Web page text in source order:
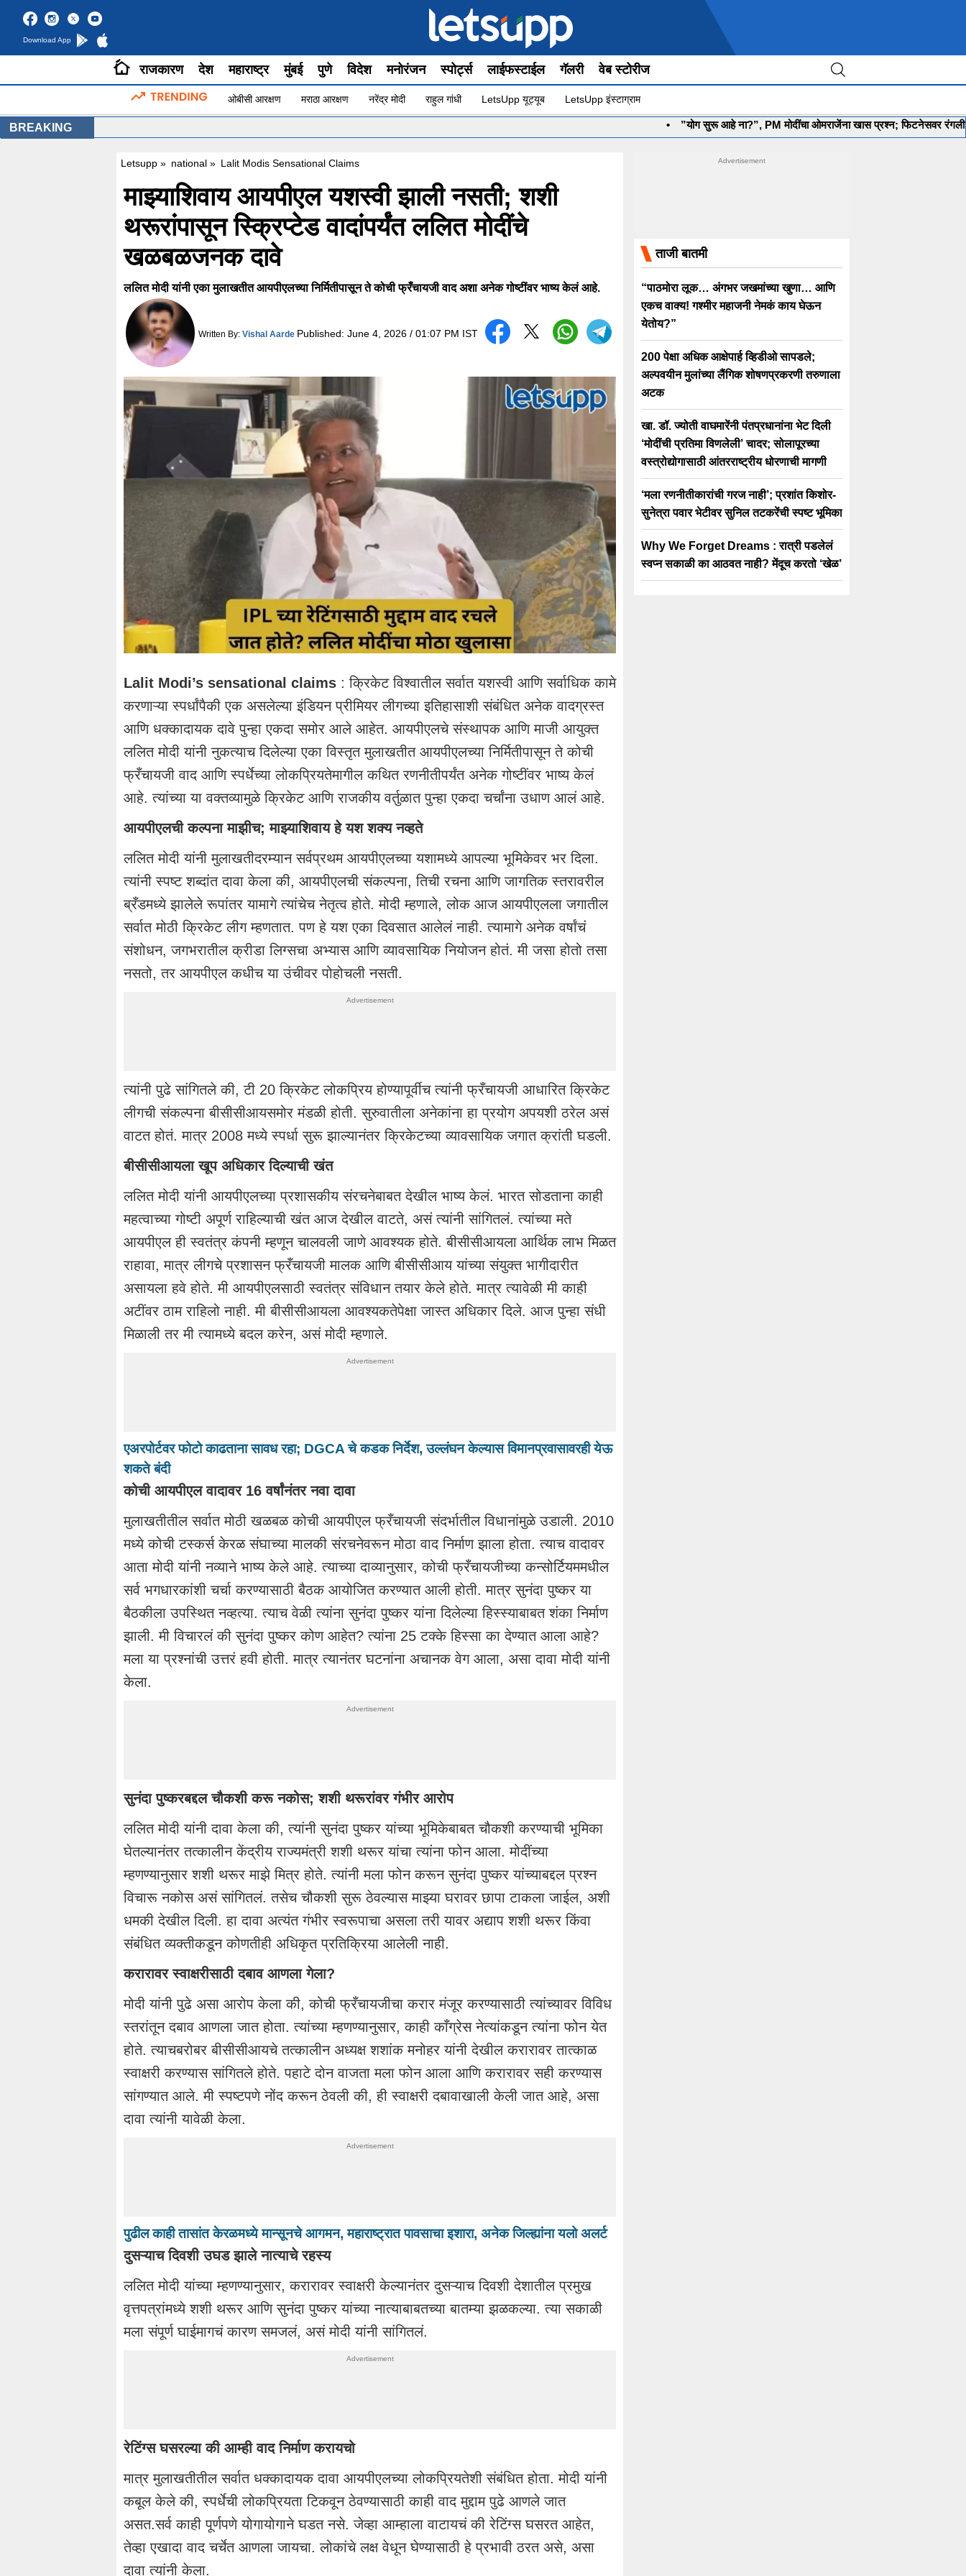
Download App
राजकारण देश महाराष्ट्र मुंबई पुणे विदेश मनोरंजन स्पोर्ट्स लाईफस्टाईल गॅलरी वेब स्टोरीज
ओबीसी आरक्षण मराठा आरक्षण नरेंद्र मोदी राहुल गांधी LetsUpp यूट्यूब LetsUpp इंस्टाग्राम
BREAKING ”योग सुरू आहे ना?”, PM मोदींचा ओमराजेंना खास प्रश्न; फिटनेसवर रंगली चर्चा •
Letsupp » national » Lalit Modis Sensational Claims
माझ्याशिवाय आयपीएल यशस्वी झाली नसती; शशी
थरूरांपासून स्क्रिप्टेड वादांपर्यंत ललित मोदींचे
खळबळजनक दावे
ललित मोदी यांनी एका मुलाखतीत आयपीएलच्या निर्मितीपासून ते कोची फ्रँचायजी वाद अशा अनेक गोष्टींवर भाष्य केलं आहे.
Written By: Vishal Aarde Published: June 4, 2026 / 01:07 PM IST
Lalit Modi’s sensational claims : क्रिकेट विश्वातील सर्वात यशस्वी आणि सर्वाधिक कामे
करणाऱ्या स्पर्धांपैकी एक असलेल्या इंडियन प्रीमियर लीगच्या इतिहासाशी संबंधित अनेक वादग्रस्त
आणि धक्कादायक दावे पुन्हा एकदा समोर आले आहेत. आयपीएलचे संस्थापक आणि माजी आयुक्त
ललित मोदी यांनी नुकत्याच दिलेल्या एका विस्तृत मुलाखतीत आयपीएलच्या निर्मितीपासून ते कोची
फ्रँचायजी वाद आणि स्पर्धेच्या लोकप्रियतेमागील कथित रणनीतीपर्यंत अनेक गोष्टींवर भाष्य केलं
आहे. त्यांच्या या वक्तव्यामुळे क्रिकेट आणि राजकीय वर्तुळात पुन्हा एकदा चर्चांना उधाण आलं आहे.
आयपीएलची कल्पना माझीच; माझ्याशिवाय हे यश शक्य नव्हते
ललित मोदी यांनी मुलाखतीदरम्यान सर्वप्रथम आयपीएलच्या यशामध्ये आपल्या भूमिकेवर भर दिला.
त्यांनी स्पष्ट शब्दांत दावा केला की, आयपीएलची संकल्पना, तिची रचना आणि जागतिक स्तरावरील
ब्रँडमध्ये झालेले रूपांतर यामागे त्यांचेच नेतृत्व होते. मोदी म्हणाले, लोक आज आयपीएलला जगातील
सर्वात मोठी क्रिकेट लीग म्हणतात. पण हे यश एका दिवसात आलेलं नाही. त्यामागे अनेक वर्षांचं
संशोधन, जगभरातील क्रीडा लिग्सचा अभ्यास आणि व्यावसायिक नियोजन होतं. मी जसा होतो तसा
नसतो, तर आयपीएल कधीच या उंचीवर पोहोचली नसती.
त्यांनी पुढे सांगितले की, टी 20 क्रिकेट लोकप्रिय होण्यापूर्वीच त्यांनी फ्रँचायजी आधारित क्रिकेट
लीगची संकल्पना बीसीसीआयसमोर मंडळी होती. सुरुवातीला अनेकांना हा प्रयोग अपयशी ठरेल असं
वाटत होतं. मात्र 2008 मध्ये स्पर्धा सुरू झाल्यानंतर क्रिकेटच्या व्यावसायिक जगात क्रांती घडली.
बीसीसीआयला खूप अधिकार दिल्याची खंत
ललित मोदी यांनी आयपीएलच्या प्रशासकीय संरचनेबाबत देखील भाष्य केलं. भारत सोडताना काही
महत्वाच्या गोष्टी अपूर्ण राहिल्याची खंत आज देखील वाटते, असं त्यांनी सांगितलं. त्यांच्या मते
आयपीएल ही स्वतंत्र कंपनी म्हणून चालवली जाणे आवश्यक होते. बीसीसीआयला आर्थिक लाभ मिळत
राहावा, मात्र लीगचे प्रशासन फ्रँचायजी मालक आणि बीसीसीआय यांच्या संयुक्त भागीदारीत
असायला हवे होते. मी आयपीएलसाठी स्वतंत्र संविधान तयार केले होते. मात्र त्यावेळी मी काही
अटींवर ठाम राहिलो नाही. मी बीसीसीआयला आवश्यकतेपेक्षा जास्त अधिकार दिले. आज पुन्हा संधी
मिळाली तर मी त्यामध्ये बदल करेन, असं मोदी म्हणाले.
एअरपोर्टवर फोटो काढताना सावध रहा; DGCA चे कडक निर्देश, उल्लंघन केल्यास विमानप्रवासावरही येऊ
शकते बंदी
कोची आयपीएल वादावर 16 वर्षांनंतर नवा दावा
मुलाखतीतील सर्वात मोठी खळबळ कोची आयपीएल फ्रँचायजी संदर्भातील विधानांमुळे उडाली. 2010
मध्ये कोची टस्कर्स केरळ संघाच्या मालकी संरचनेवरून मोठा वाद निर्माण झाला होता. त्याच वादावर
आता मोदी यांनी नव्याने भाष्य केले आहे. त्याच्या दाव्यानुसार, कोची फ्रँचायजीच्या कन्सोर्टियममधील
सर्व भगधारकांशी चर्चा करण्यासाठी बैठक आयोजित करण्यात आली होती. मात्र सुनंदा पुष्कर या
बैठकीला उपस्थित नव्हत्या. त्याच वेळी त्यांना सुनंदा पुष्कर यांना दिलेल्या हिस्स्याबाबत शंका निर्माण
झाली. मी विचारलं की सुनंदा पुष्कर कोण आहेत? त्यांना 25 टक्के हिस्सा का देण्यात आला आहे?
मला या प्रश्नांची उत्तरं हवी होती. मात्र त्यानंतर घटनांना अचानक वेग आला, असा दावा मोदी यांनी
केला.
सुनंदा पुष्करबद्दल चौकशी करू नकोस; शशी थरूरांवर गंभीर आरोप
ललित मोदी यांनी दावा केला की, त्यांनी सुनंदा पुष्कर यांच्या भूमिकेबाबत चौकशी करण्याची भूमिका
घेतल्यानंतर तत्कालीन केंद्रीय राज्यमंत्री शशी थरूर यांचा त्यांना फोन आला. मोदींच्या
म्हणण्यानुसार शशी थरूर माझे मित्र होते. त्यांनी मला फोन करून सुनंदा पुष्कर यांच्याबद्दल प्रश्न
विचारू नकोस असं सांगितलं. तसेच चौकशी सुरू ठेवल्यास माझ्या घरावर छापा टाकला जाईल, अशी
धमकी देखील दिली. हा दावा अत्यंत गंभीर स्वरूपाचा असला तरी यावर अद्याप शशी थरूर किंवा
संबंधित व्यक्तीकडून कोणतीही अधिकृत प्रतिक्रिया आलेली नाही.
करारावर स्वाक्षरीसाठी दबाव आणला गेला?
मोदी यांनी पुढे असा आरोप केला की, कोची फ्रँचायजीचा करार मंजूर करण्यासाठी त्यांच्यावर विविध
स्तरांतून दबाव आणला जात होता. त्यांच्या म्हणण्यानुसार, काही काँग्रेस नेत्यांकडून त्यांना फोन येत
होते. त्याचबरोबर बीसीसीआयचे तत्कालीन अध्यक्ष शशांक मनोहर यांनी देखील करारावर तात्काळ
स्वाक्षरी करण्यास सांगितले होते. पहाटे दोन वाजता मला फोन आला आणि करारावर सही करण्यास
सांगण्यात आले. मी स्पष्टपणे नोंद करून ठेवली की, ही स्वाक्षरी दबावाखाली केली जात आहे, असा
दावा त्यांनी यावेळी केला.
पुढील काही तासांत केरळमध्ये मान्सूनचे आगमन, महाराष्ट्रात पावसाचा इशारा, अनेक जिल्ह्यांना यलो अलर्ट
दुसऱ्याच दिवशी उघड झाले नात्याचे रहस्य
ललित मोदी यांच्या म्हणण्यानुसार, करारावर स्वाक्षरी केल्यानंतर दुसऱ्याच दिवशी देशातील प्रमुख
वृत्तपत्रांमध्ये शशी थरूर आणि सुनंदा पुष्कर यांच्या नात्याबाबतच्या बातम्या झळकल्या. त्या सकाळी
मला संपूर्ण घाईमागचं कारण समजलं, असं मोदी यांनी सांगितलं.
रेटिंग्स घसरल्या की आम्ही वाद निर्माण करायचो
मात्र मुलाखतीतील सर्वात धक्कादायक दावा आयपीएलच्या लोकप्रियतेशी संबंधित होता. मोदी यांनी
कबूल केले की, स्पर्धेची लोकप्रियता टिकवून ठेवण्यासाठी काही वाद मुद्दाम पुढे आणले जात
असत.सर्व काही पूर्णपणे योगायोगाने घडत नसे. जेव्हा आम्हाला वाटायचं की रेटिंग्स घसरत आहेत,
तेव्हा एखादा वाद चर्चेत आणला जायचा. लोकांचे लक्ष वेधून घेण्यासाठी हे प्रभावी ठरत असे, असा
दावा त्यांनी केला.
ताजी बातमी
“पाठमोरा लूक… अंगभर जखमांच्या खुणा… आणि
एकच वाक्य! गश्मीर महाजनी नेमकं काय घेऊन
येतोय?”
200 पेक्षा अधिक आक्षेपार्ह व्हिडीओ सापडले;
अल्पवयीन मुलांच्या लैंगिक शोषणप्रकरणी तरुणाला
अटक
खा. डॉ. ज्योती वाघमारेंनी पंतप्रधानांना भेट दिली
‘मोदींची प्रतिमा विणलेली’ चादर; सोलापूरच्या
वस्त्रोद्योगासाठी आंतरराष्ट्रीय धोरणाची मागणी
‘मला रणनीतीकारांची गरज नाही’; प्रशांत किशोर-
सुनेत्रा पवार भेटीवर सुनिल तटकरेंची स्पष्ट भूमिका
Why We Forget Dreams : रात्री पडलेलं
स्वप्न सकाळी का आठवत नाही? मेंदूच करतो ‘खेळ’